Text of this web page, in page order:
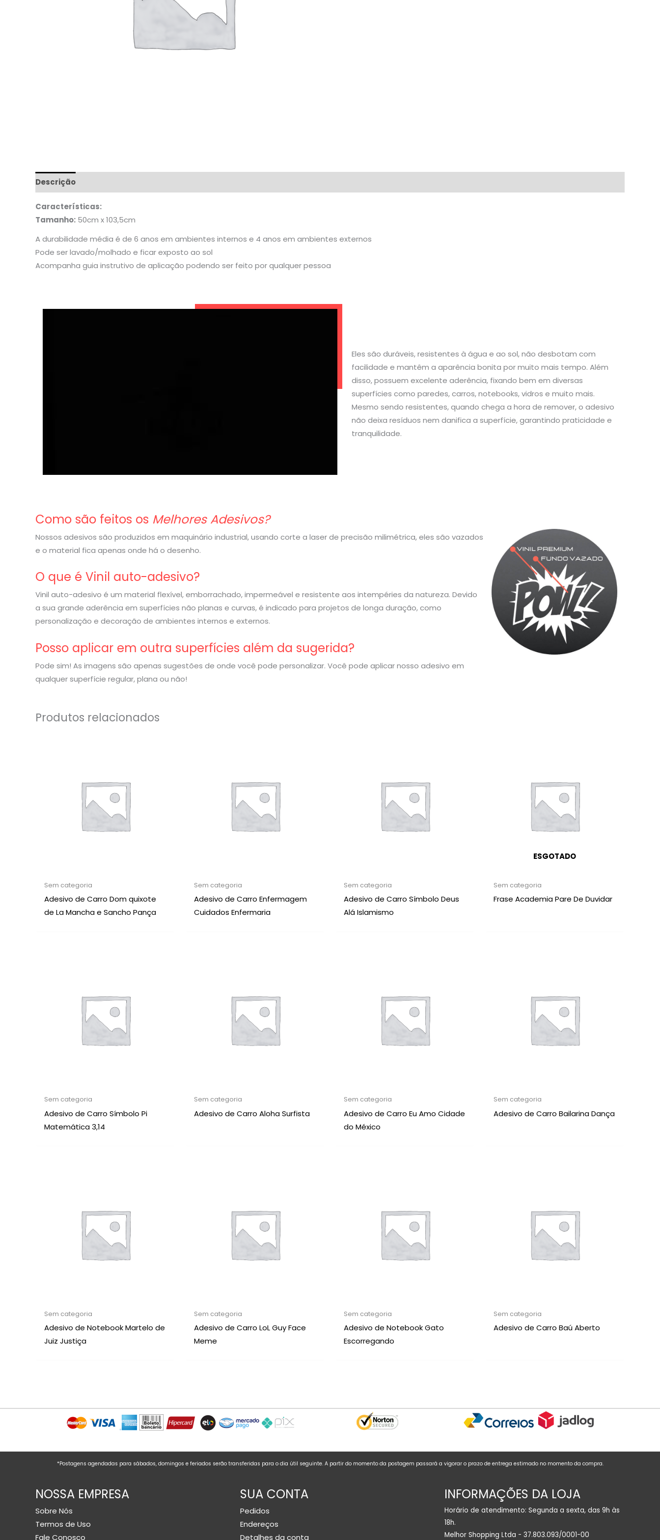
Descrição
Características:
Tamanho: 50cm x 103,5cm
A durabilidade média é de 6 anos em ambientes internos e 4 anos em ambientes externos
Pode ser lavado/molhado e ficar exposto ao sol
Acompanha guia instrutivo de aplicação podendo ser feito por qualquer pessoa
Eles são duráveis, resistentes à água e ao sol, não desbotam com
facilidade e mantêm a aparência bonita por muito mais tempo. Além
disso, possuem excelente aderência, fixando bem em diversas
superfícies como paredes, carros, notebooks, vidros e muito mais.
Mesmo sendo resistentes, quando chega a hora de remover, o adesivo
não deixa resíduos nem danifica a superfície, garantindo praticidade e
tranquilidade.
Como são feitos os Melhores Adesivos?
Nossos adesivos são produzidos em maquinário industrial, usando corte a laser de precisão milimétrica, eles são vazados
e o material fica apenas onde há o desenho.
O que é Vinil auto-adesivo?
Vinil auto-adesivo é um material flexível, emborrachado, impermeável e resistente aos intempéries da natureza. Devido
a sua grande aderência em superfícies não planas e curvas, é indicado para projetos de longa duração, como
personalização e decoração de ambientes internos e externos.
Posso aplicar em outra superfícies além da sugerida?
Pode sim! As imagens são apenas sugestões de onde você pode personalizar. Você pode aplicar nosso adesivo em
qualquer superfície regular, plana ou não!
Produtos relacionados
Sem categoria
Adesivo de Carro Dom quixote
de La Mancha e Sancho Pança
Sem categoria
Adesivo de Carro Enfermagem
Cuidados Enfermaria
Sem categoria
Adesivo de Carro Símbolo Deus
Alá Islamismo
ESGOTADO
Sem categoria
Frase Academia Pare De Duvidar
Sem categoria
Adesivo de Carro Símbolo Pi
Matemática 3,14
Sem categoria
Adesivo de Carro Aloha Surfista
Sem categoria
Adesivo de Carro Eu Amo Cidade
do México
Sem categoria
Adesivo de Carro Bailarina Dança
Sem categoria
Adesivo de Notebook Martelo de
Juiz Justiça
Sem categoria
Adesivo de Carro LoL Guy Face
Meme
Sem categoria
Adesivo de Notebook Gato
Escorregando
Sem categoria
Adesivo de Carro Baú Aberto
*Postagens agendadas para sábados, domingos e feriados serão transferidas para o dia útil seguinte. A partir do momento da postagem passará a vigorar o prazo de entrega estimado no momento da compra.
NOSSA EMPRESA
Sobre Nós
Termos de Uso
Fale Conosco
SUA CONTA
Pedidos
Endereços
Detalhes da conta
INFORMAÇÕES DA LOJA
Horário de atendimento: Segunda a sexta, das 9h às
18h.
Melhor Shopping Ltda - 37.803.093/0001-00